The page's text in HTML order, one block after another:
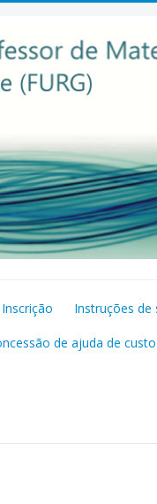
Inscrição Instruções de
de ajuda de custo